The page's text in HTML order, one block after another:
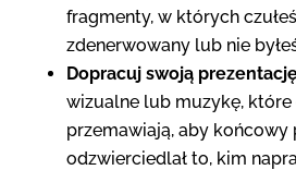
fragmenty, w których
zdenerwowany lub nie
Dopracuj swoją
wizualne lub muzykę, które
przemawiają, aby końcowy
odzwierciedlał to, kim